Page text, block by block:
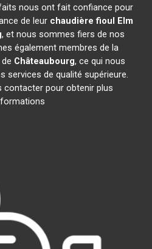
nous ont fait confiance pour
de leur chaudière fioul Elm
, et nous sommes fiers de nos
également membres de la
Châteaubourg, ce qui nous
services de qualité supérieure.
contacter pour obtenir plus